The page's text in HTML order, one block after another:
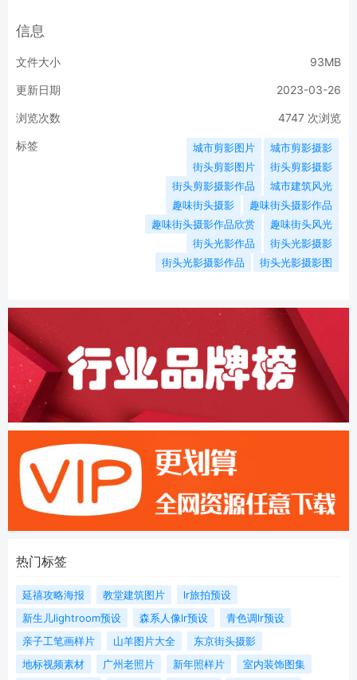
信息
文件大小 93MB
更新日期 2023-03-26
浏览次数 4747次浏览
标签 城市剪影图片
城市剪影摄影
街头剪影图片
街头剪影摄影
街头剪影摄影作品
城市建筑风光
趣味街头摄影
趣味街头摄影作品
趣味街头摄影作品欣赏
趣味街头风光
街头光影作品
街头光影摄影
街头光影摄影作品
街头光影摄影图
热门标签
延禧攻略海报 教堂建筑图片
lr旅拍预设
新生儿lightroom预设
森系人像lr预设
青色调lr预设
亲子工笔画样片
山羊图片大全
东京街头摄影
地标视频素材
广州老照片 新年照样片
室内装饰图集